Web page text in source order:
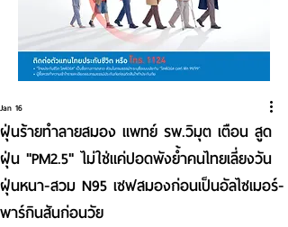
ฝุ่นร้ายทำลายสมอง แพทย์ รพ.วิมุต เตือน สูด
ฝุ่น "PM2.5" ไม่ใช่แค่ปอดพังย้ำคนไทยเลี่ยงวัน
ฝุ่นหนา-สวม N95 เซฟสมองก่อนเป็นอัลไซเมอร์-
พาร์กินสันก่อนวัย
Jan 16